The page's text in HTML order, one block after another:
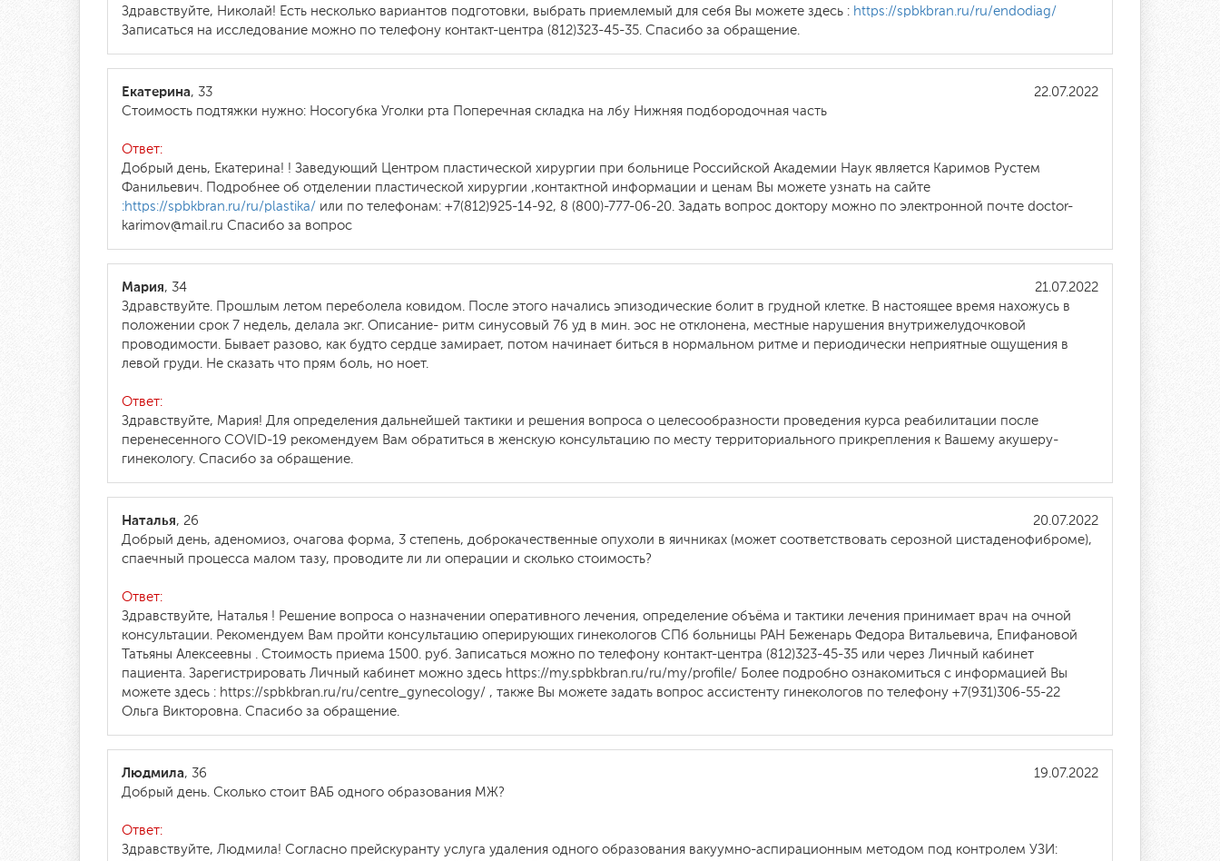
Здравствуйте, Николай! Есть несколько вариантов подготовки, выбрать приемлемый для себя Вы можете здесь : https://spbkbran.ru/ru/endodiag/
Записаться на исследование можно по телефону контакт-центра (812)323-45-35. Спасибо за обращение.
22.07.2022
Екатерина, 33
Стоимость подтяжки нужно: Носогубка Уголки рта Поперечная складка на лбу Нижняя подбородочная часть
Ответ:
Добрый день, Екатерина! ! Заведующий Центром пластической хирургии при больнице Российской Академии Наук является Каримов Рустем
Фанильевич. Подробнее об отделении пластической хирургии ,контактной информации и ценам Вы можете узнать на сайте
:https://spbkbran.ru/ru/plastika/ или по телефонам: +7(812)925-14-92, 8 (800)-777-06-20. Задать вопрос доктору можно по электронной почте doctor-
karimov@mail.ru Спасибо за вопрос
21.07.2022
Мария, 34
Здравствуйте. Прошлым летом переболела ковидом. После этого начались эпизодические болит в грудной клетке. В настоящее время нахожусь в
положении срок 7 недель, делала экг. Описание- ритм синусовый 76 уд в мин. эос не отклонена, местные нарушения внутрижелудочковой
проводимости. Бывает разово, как будто сердце замирает, потом начинает биться в нормальном ритме и периодически неприятные ощущения в
левой груди. Не сказать что прям боль, но ноет.
Ответ:
Здравствуйте, Мария! Для определения дальнейшей тактики и решения вопроса о целесообразности проведения курса реабилитации после
перенесенного COVID-19 рекомендуем Вам обратиться в женскую консультацию по месту территориального прикрепления к Вашему акушеру-
гинекологу. Спасибо за обращение.
20.07.2022
Наталья, 26
Добрый день, аденомиоз, очагова форма, 3 степень, доброкачественные опухоли в яичниках (может соответствовать серозной цистаденофиброме),
спаечный процесса малом тазу, проводите ли ли операции и сколько стоимость?
Ответ:
Здравствуйте, Наталья ! Решение вопроса о назначении оперативного лечения, определение объёма и тактики лечения принимает врач на очной
консультации. Рекомендуем Вам пройти консультацию оперирующих гинекологов СПб больницы РАН Беженарь Федора Витальевича, Епифановой
Татьяны Алексеевны . Стоимость приема 1500. руб. Записаться можно по телефону контакт-центра (812)323-45-35 или через Личный кабинет
пациента. Зарегистрировать Личный кабинет можно здесь https://my.spbkbran.ru/ru/my/profile/ Более подробно ознакомиться с информацией Вы
можете здесь : https://spbkbran.ru/ru/centre_gynecology/ , также Вы можете задать вопрос ассистенту гинекологов по телефону +7(931)306-55-22
Ольга Викторовна. Спасибо за обращение.
19.07.2022
Людмила, 36
Добрый день. Сколько стоит ВАБ одного образования МЖ?
Ответ:
Здравствуйте, Людмила! Согласно прейскуранту услуга удаления одного образования вакуумно-аспирационным методом под контролем УЗИ: